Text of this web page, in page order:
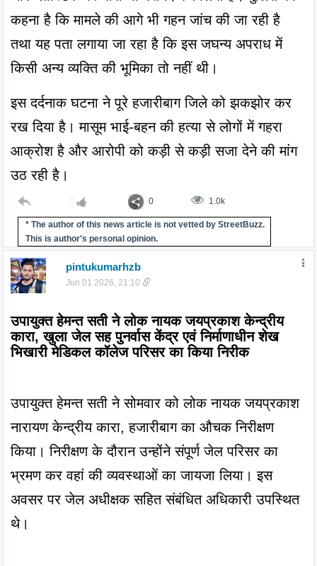
कहना है कि मामले की आगे भी गहन जांच की जा रही है
तथा यह पता लगाया जा रहा है कि इस जघन्य अपराध में
किसी अन्य व्यक्ति की भूमिका तो नहीं थी।
इस दर्दनाक घटना ने पूरे हजारीबाग जिले को झकझोर कर
रख दिया है। मासूम भाई-बहन की हत्या से लोगों में गहरा
आक्रोश है और आरोपी को कड़ी से कड़ी सजा देने की मांग
उठ रही है।
: 0 1.0k
* The author of this news article is not vetted by StreetBuzz.
This is author's personal opinion.
pintukumarhzb
Jun 01 2026, 21:10
उपायुक्त हेमन्त सती ने लोक नायक जयप्रकाश केन्द्रीय
कारा, खुला जेल सह पुनर्वास केंद्र एवं निर्माणाधीन शेख
भिखारी मेडिकल कॉलेज परिसर का किया निरीक
उपायुक्त हेमन्त सती ने सोमवार को लोक नायक जयप्रकाश
नारायण केन्द्रीय कारा, हजारीबाग का औचक निरीक्षण
किया। निरीक्षण के दौरान उन्होंने संपूर्ण जेल परिसर का
भ्रमण कर वहां की व्यवस्थाओं का जायजा लिया। इस
अवसर पर जेल अधीक्षक सहित संबंधित अधिकारी उपस्थित
थे।